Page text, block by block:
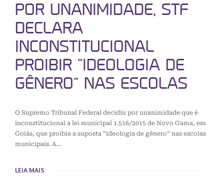
POR UNANIMIDADE, STF
DECLARA
INCONSTITUCIONAL
PROIBIR “IDEOLOGIA DE
GÊNERO” NAS ESCOLAS
O Supremo Tribunal Federal decidiu por unanimidade que é
inconstitucional a lei municipal 1.516/2015 de Novo Gama, em
Goiás, que proibia a suposta “ideologia de gênero” nas escolas
municipais. A…
LEIA MAIS